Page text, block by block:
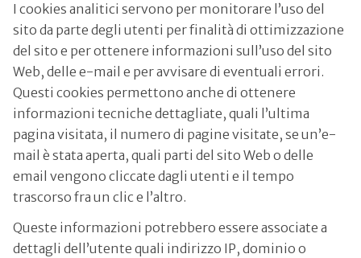
I cookies analitici servono per monitorare l’uso del
sito da parte degli utenti per finalità di ottimizzazione
del sito e per ottenere informazioni sull’uso del sito
Web, delle e-mail e per avvisare di eventuali errori.
Questi cookies permettono anche di ottenere
informazioni tecniche dettagliate, quali l’ultima
pagina visitata, il numero di pagine visitate, se un’e-
mail è stata aperta, quali parti del sito Web o delle
email vengono cliccate dagli utenti e il tempo
trascorso fra un clic e l’altro.
Queste informazioni potrebbero essere associate a
dettagli dell’utente quali indirizzo IP, dominio o